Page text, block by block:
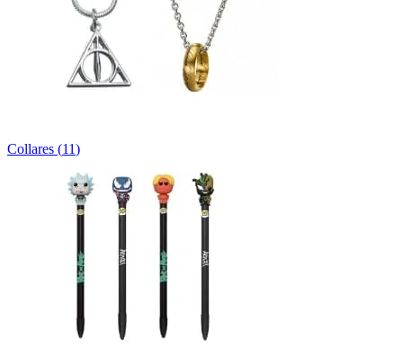
Collares (11)